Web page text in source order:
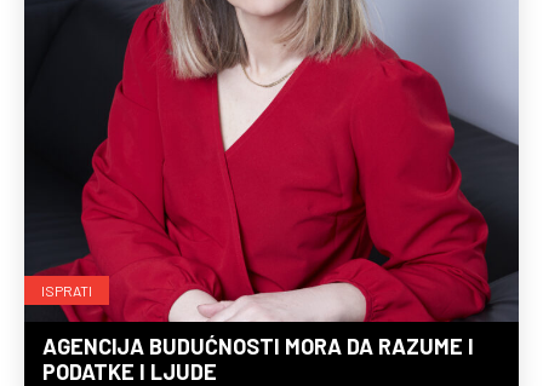
ISPRATI
AGENCIJA BUDUĆNOSTI MORA DA RAZUME I
PODATKE I LJUDE